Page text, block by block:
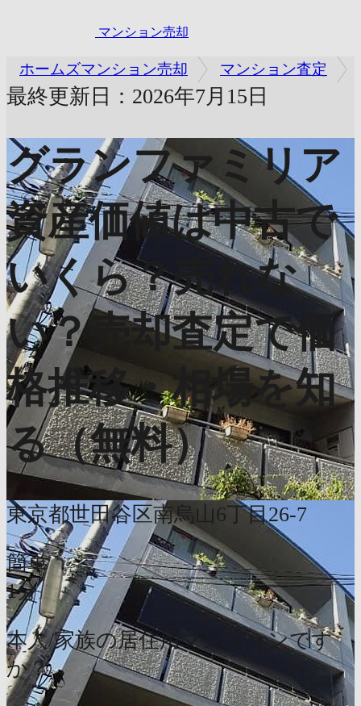
マンション売却
ホームズマンション売却 マンション査定
最終更新日：2026年7月15日
グランファミリア
資産価値は中古で
いくら？売れな
い？売却査定で価
格推移・相場を知
る（無料）
東京都世田谷区南烏山6丁目26-7
簡単
1分
本人/家族の居住用マンションです
か？